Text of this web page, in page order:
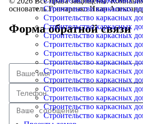
Строительство каркасных
Строительство каркасных
Строительство каркасных
Строительство каркасных
Строительство каркасных
Строительство каркасных
Строительство каркасных
Строительство каркасных
Строительство каркасных
Строительство каркасных
Строительство каркасных
Строительство каркасных
Строительство каркасных
основатель Гончаренко Иван
Форма обратной связи